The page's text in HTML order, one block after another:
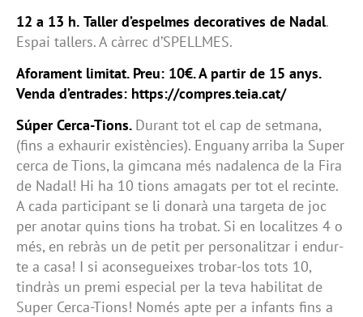
12 a 13 h. Taller d’espelmes decoratives de Nadal.
Espai tallers. A càrrec d’SPELLMES.
Aforament limitat. Preu: 10€. A partir de 15 anys.
Venda d’entrades: https://compres.teia.cat/
Súper Cerca-Tions. Durant tot el cap de setmana,
(fins a exhaurir existències). Enguany arriba la Super
cerca de Tions, la gimcana més nadalenca de la Fira
de Nadal! Hi ha 10 tions amagats per tot el recinte.
A cada participant se li donarà una targeta de joc
per anotar quins tions ha trobat. Si en localitzes 4 o
més, en rebràs un de petit per personalitzar i endur-
te a casa! I si aconsegueixes trobar-los tots 10,
tindràs un premi especial per la teva habilitat de
Super Cerca-Tions! Només apte per a infants fins a